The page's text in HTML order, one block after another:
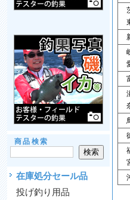
商品検索
在庫処分セール品
投げ釣り用品